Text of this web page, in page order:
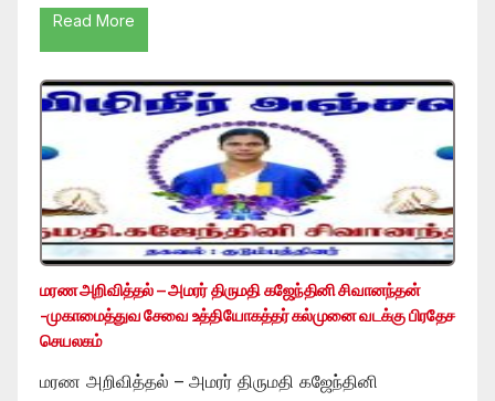
Read More
மரண அறிவித்தல் – அமரர் திருமதி கஜேந்தினி சிவானந்தன்
-முகாமைத்துவ சேவை உத்தியோகத்தர் கல்முனை வடக்கு பிரதேச
செயலகம்
மரண அறிவித்தல் – அமரர் திருமதி கஜேந்தினி